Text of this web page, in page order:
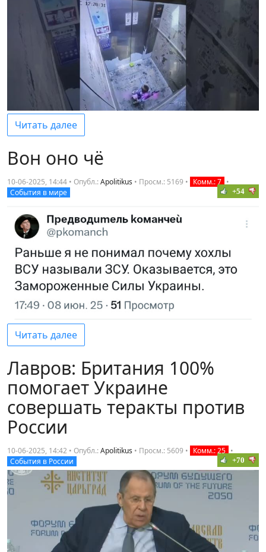
Читать далее
Вон оно чё
10-06-2025, 14:44 • Опубл.:Apolitikus • Просм.: 5169 • Комм.: 7 •
События в мире
+54
Читать далее
Лавров: Британия 100%
помогает Украине
совершать теракты против
России
10-06-2025, 14:42 • Опубл.:Apolitikus • Просм.: 5609 • Комм.: 25 •
События в России
+70